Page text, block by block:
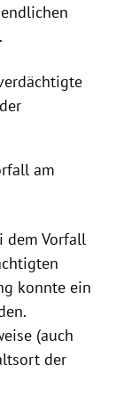
am
dem Vorfall
konnte ein
(auch
der